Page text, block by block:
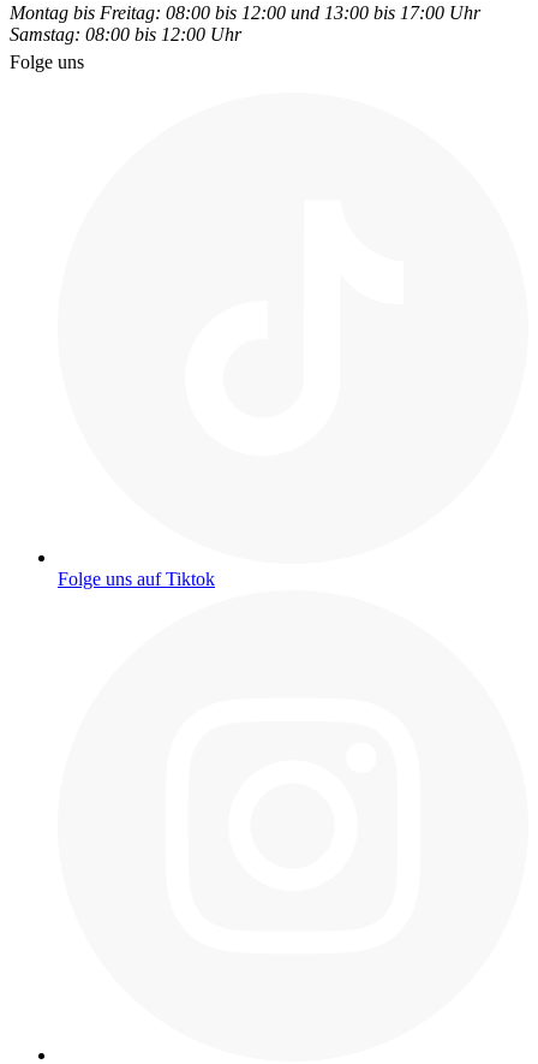
Montag bis Freitag: 08:00 bis 12:00 und 13:00 bis 17:00 Uhr
Samstag: 08:00 bis 12:00 Uhr
Folge uns
Folge uns auf Tiktok